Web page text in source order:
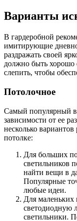
Варианты
В гардеробной
имитирующие
раздражать своей
должно быть хорошо
слепить, чтобы
Потолочное
Самый популярный
зависимости от ее
несколько
потолке:
Для больших
светильников
найти вещи в
Популярные
любые идеи.
Для маленьких
светодиодную
светильники.